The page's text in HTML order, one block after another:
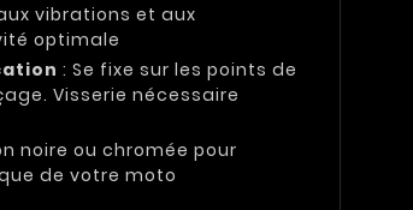
vibrations et aux
optimale
: Se fixe sur les points de
Visserie nécessaire
noire ou chromée pour
de votre moto